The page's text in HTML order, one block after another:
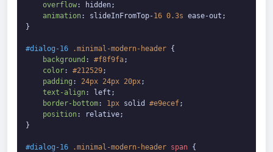
overflow: hidden;
animation: slideInFromTop-16 0.3s ease-out;
}
#dialog-16 .minimal-modern-header {
background : #f8f9fa;
color: #212529;
padding : 24px 24px 20px;
text-align: left;
border-bottom: 1px solid #e9ecef;
position: relative;
}
#dialog-16 .minimal-modern-header span {